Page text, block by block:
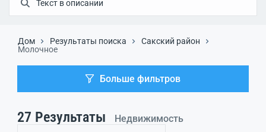
Дом Результаты поиска
Сакский район
Молочное
Больше фильтров
27 Результаты Недвижимость